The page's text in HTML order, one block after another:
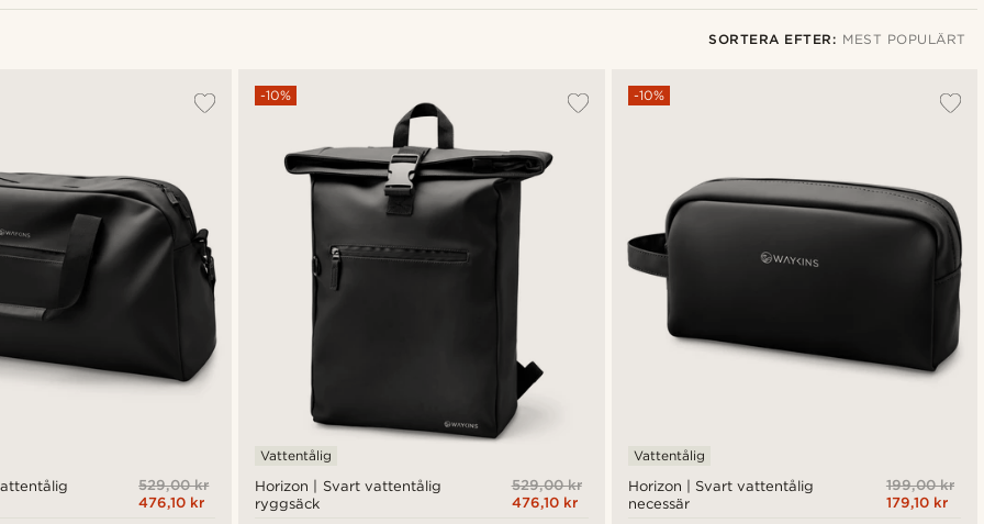
SORTERA EFTER: MEST POPULÄRT
Dyrast
529,00 kr
476,10 kr
Horizon | Svart vattentålig
ryggsäck
-10%
Vattentålig
529,00 kr
476,10 kr
Horizon | Svart vattentålig
necessär
-10%
Vattentålig
199,00 kr
179,10 kr